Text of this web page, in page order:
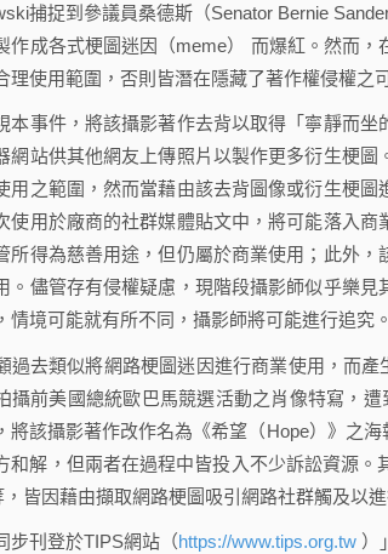
捕捉到參議員桑德斯（Senator Bernie
作成各式梗圖迷因（meme） 而爆紅。然而
理使用範圍，否則皆潛在隱藏了著作權侵權之
事件，將該攝影著作去背以取得「寧靜而坐
網站供其他網友上傳照片以製作更多衍生梗
用之範圍，然而當藉由該去背圖像或衍生梗
使用於廠商的社群媒體貼文中，將可能落入
所得為慈善用途，但仍屬於商業使用；此外
。儘管存有侵權疑慮，現階段攝影師似乎樂
情境可能就有所不同，攝影師將可能進行追究。
去類似將網路梗圖迷因進行商業使用，而產
攝前美國總統歐巴馬競選活動之肖像特寫，
將該攝影著作改作名為《希望（Hope）》之
和解，但兩者在過程中皆投入不少訴訟資源
，皆因藉由擷取網路梗圖吸引網路社群觸及以
步刊登於TIPS網站（https://www.tips.org.tw ）」